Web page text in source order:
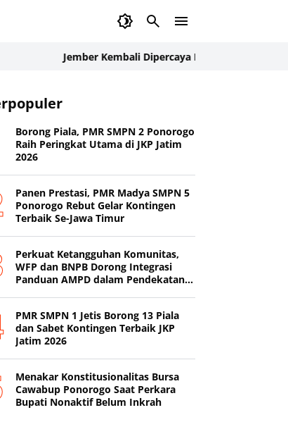
Jember Kembali Dipercaya Internasional: Delegasi
Borong Piala, PMR SMPN 2 Ponorogo
Raih Peringkat Utama di JKP Jatim
2026
Panen Prestasi, PMR Madya SMPN 5
Ponorogo Rebut Gelar Kontingen
Terbaik Se-Jawa Timur
Perkuat Ketangguhan Komunitas,
WFP dan BNPB Dorong Integrasi
Panduan AMPD dalam Pendekatan
PMR SMPN 1 Jetis Borong 13 Piala
dan Sabet Kontingen Terbaik JKP
Jatim 2026
Menakar Konstitusionalitas Bursa
Cawabup Ponorogo Saat Perkara
Bupati Nonaktif Belum Inkrah